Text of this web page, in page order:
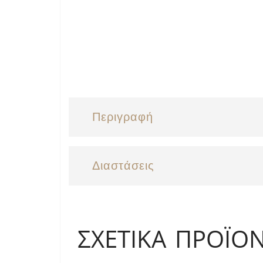
Περιγραφή
Διαστάσεις
ΣΧΕΤΙΚΆ